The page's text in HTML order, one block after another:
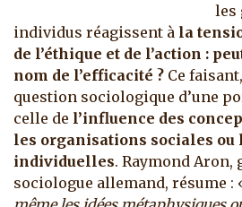
les
individus réagissent à la
de l’éthique et de l’action :
nom de l’efficacité ? Ce
question sociologique d’une
celle de l’influence des
les organisations sociales ou
individuelles. Raymond Aron,
sociologue allemand, résume :